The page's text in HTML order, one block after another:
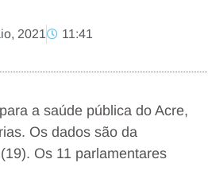
2021 11:41
a saúde pública do Acre,
Os dados são da
Os 11 parlamentares